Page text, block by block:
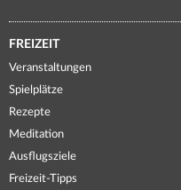
FREIZEIT
Veranstaltungen
Spielplätze
Rezepte
Meditation
Ausflugsziele
Freizeit-Tipps